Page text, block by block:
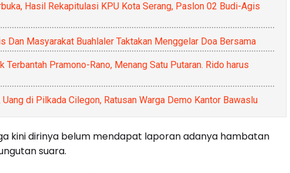
Hasil Rekapitulasi KPU Kota Serang, Paslon 02 Budi-Agis
Dan Masyarakat Buahlaler Taktakan Menggelar Doa Bersama
Terbantah Pramono-Rano, Menang Satu Putaran. Rido harus
di Pilkada Cilegon, Ratusan Warga Demo Kantor Bawaslu
kini dirinya belum mendapat laporan adanya hambatan
suara.